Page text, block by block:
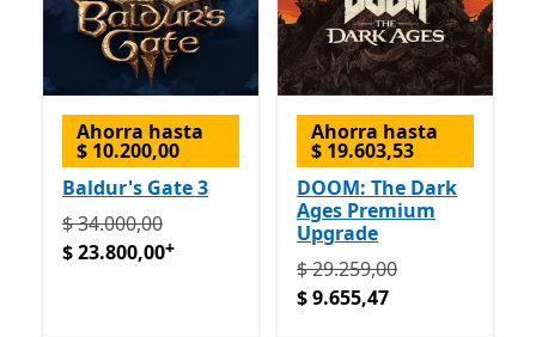
Ahorra hasta
$ 10.200,00
Baldur's Gate 3
Originalmente $ 34.000,00 ahora $ 23.800,00
$ 34.000,00
$ 23.800,00+
Ahorra hasta
$ 19.603,53
DOOM: The Dark
Ages Premium
Upgrade
Originalmente $
$ 29.259,00
$ 9.655,47